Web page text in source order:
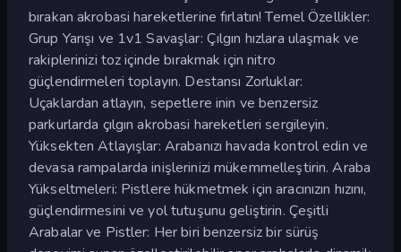
bırakan akrobasi hareketlerine fırlatın! Temel Özellikler:
Grup Yarışı ve 1v1 Savaşlar: Çılgın hızlara ulaşmak ve
rakiplerinizi toz içinde bırakmak için nitro
güçlendirmeleri toplayın. Destansı Zorluklar:
Uçaklardan atlayın, sepetlere inin ve benzersiz
parkurlarda çılgın akrobasi hareketleri sergileyin.
Yüksekten Atlayışlar: Arabanızı havada kontrol edin ve
devasa rampalarda inişlerinizi mükemmelleştirin. Araba
Yükseltmeleri: Pistlere hükmetmek için aracınızın hızını,
güçlendirmesini ve yol tutuşunu geliştirin. Çeşitli
Arabalar ve Pistler: Her biri benzersiz bir sürüş